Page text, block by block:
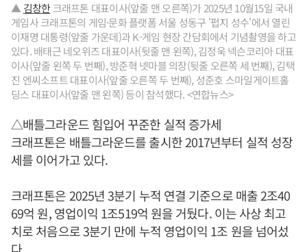
▲김창한크래프톤 대표이사(앞줄 맨 오른쪽)가 2025년 10월15일 국내
게임사 크래프톤의 게임·문화 플랫폼 서울 성동구 '펍지 성수'에서 열린
이재명 대통령(앞줄 가운데)과 K-게임 현장 간담회에서 기념촬영을 하고
있다. 배태근 네오위즈 대표이사(뒷줄 맨 왼쪽), 김정욱 넥슨코리아 대표
이사(앞줄 왼쪽 두 번째), 방준혁 넷마블 의장(뒷줄 오른쪽 세 번째), 김택
진 엔씨소프트 대표이사(앞줄 오른쪽 두 번째), 성준호 스마일게이트홀
딩스 대표이사(앞줄 맨 왼쪽) 등이 참석했다. <연합뉴스>
△배틀그라운드 힘입어 꾸준한 실적 증가세
크래프톤은 배틀그라운드를 출시한 2017년부터 실적 성장
세를 이어가고 있다.
크래프톤은 2025년 3분기 누적 연결 기준으로 매출 2조40
69억 원, 영업이익 1조519억 원을 거뒀다. 이는 사상 최고
치로 처음으로 3분기 만에 누적 영업이익 1조 원을 넘어섰